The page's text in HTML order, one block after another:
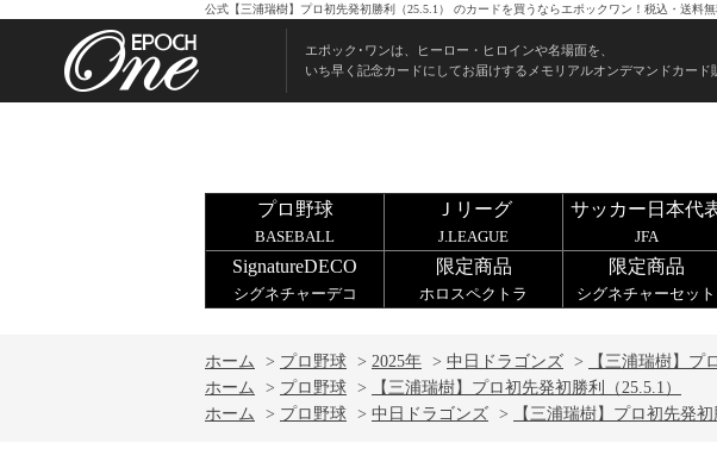
公式【三浦瑞樹】プロ初先発初勝利（25.5.1） のカードを買うならエポックワン！税込・送料無
エポック･ワンは、ヒーロー・ヒロインや名場面を、
いち早く記念カードにしてお届けするメモリアルオンデマンドカード
プロ野球
BASEBALL
Ｊリーグ
J.LEAGUE
サッカー日本代
JFA
SignatureDECO
シグネチャーデコ
限定商品
ホロスペクトラ
限定商品
シグネチャーセット
ホーム > プロ野球 > 2025年 > 中日ドラゴンズ >
【三浦瑞樹】プ
ホーム
> プロ野球 >
【三浦瑞樹】プロ初先発初勝利（25.5.1）
ホーム
> プロ野球 > 中日ドラゴンズ > 【三浦瑞樹】プロ初先発初